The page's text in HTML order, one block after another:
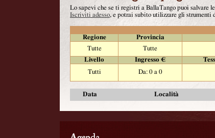
Lo sapevi che se ti registri a BallaTango puoi salvare
Iscriviti adesso, e potrai subito utilizzare gli strumenti
Regione
Provincia
Tutte
Tutte
Livello
Ingresso €
Tutti
Da: 0 a 0
Data Località